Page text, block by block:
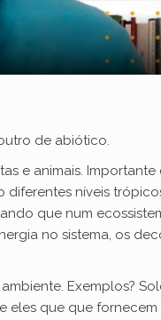
de abiótico.
e animais.
níveis
que num
no sistema, os
Exemplos?
eles que que